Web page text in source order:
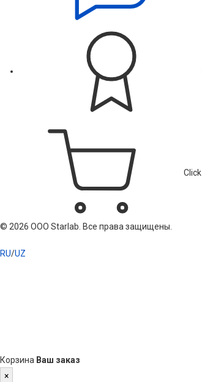
Click
© 2026 ООО Starlab. Все права защищены.
RU/UZ
Корзина Ваш заказ
×